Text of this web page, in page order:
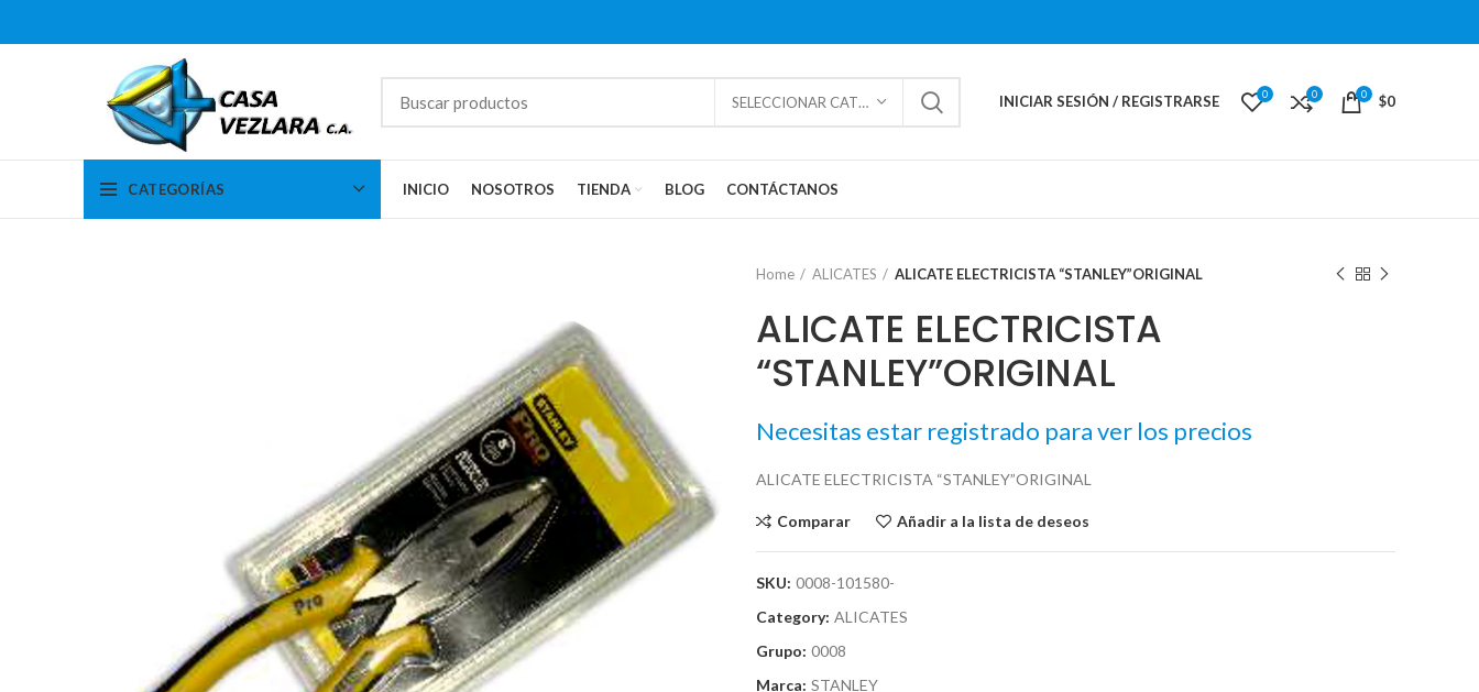
SELECCIONAR CATEGORÍAS INICIAR SESIÓN / REGISTRARSE 0 0 0 $0
CATEGORÍAS INICIO NOSOTROS TIENDA BLOG CONTÁCTANOS
Home ALICATES ALICATE ELECTRICISTA “STANLEY”ORIGINAL
ALICATE ELECTRICISTA
“STANLEY”ORIGINAL
Necesitas estar registrado para ver los precios
ALICATE ELECTRICISTA “STANLEY”ORIGINAL
Comparar Añadir a la lista de deseos
SKU: 0008-101580-
Category: ALICATES
Grupo: 0008
Marca: STANLEY